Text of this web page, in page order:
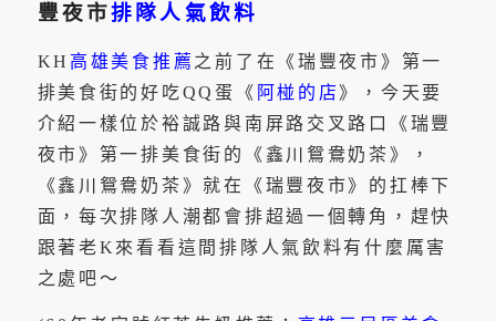
豐夜市排隊人氣飲料
KH 高雄美食推薦 之前了在《瑞豐夜市》第一
排美食街的好吃QQ蛋《 阿椪的店》，今天要
介紹一樣位於裕誠路與南屏路交叉路口《瑞豐
夜市》第一排美食街的《鑫川鴛鴦奶茶》，
《鑫川鴛鴦奶茶》就在《瑞豐夜市》的扛棒下
面，每次排隊人潮都會排超過一個轉角，趕快
跟著老K來看看這間排隊人氣飲料有什麼厲害
之處吧～